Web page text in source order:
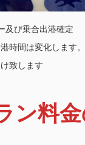
及び乗合出港確定
時間は変化します。
致します
ン料